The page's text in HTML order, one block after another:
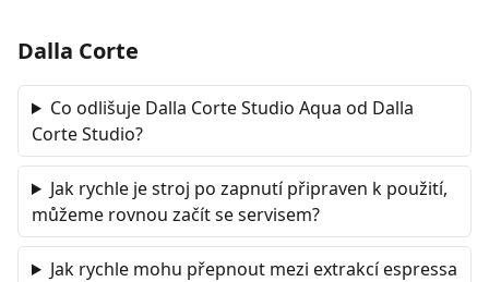
Dalla Corte
Co odlišuje Dalla Corte Studio Aqua od Dalla
Corte Studio?
Jak rychle je stroj po zapnutí připraven k použití,
můžeme rovnou začít se servisem?
Jak rychle mohu přepnout mezi extrakcí espressa